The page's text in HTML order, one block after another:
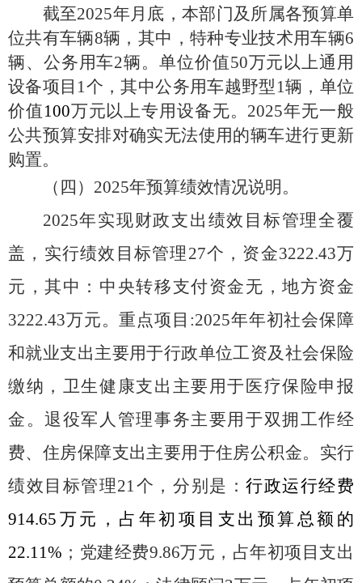
截至2025年月底，本部门及所属各预算单
位共有车辆8辆，其中，特种专业技术用车辆6
辆、公务用车2辆。单位价值50万元以上通用
设备项目1个，其中公务用车越野型1辆，单位
价值100万元以上专用设备无。 2025年无一般
公共预算安排对确实无法使用的辆车进行更新
购置。
（四） 2025年预算绩效情况说明。
2025年实现财政支出绩效目标管理全覆
盖，实行绩效目标管理27个，资金3222.43万
元，其中：中央转移支付资金无，地方资金
3222.43万元。重点项目:2025年年初社会保障
和就业支出主要用于行政单位工资及社会保险
缴纳，卫生健康支出主要用于医疗保险申报
金。退役军人管理事务主要用于双拥工作经
费、住房保障支出主要用于住房公积金。实行
绩效目标管理21个，分别是：行政运行经费
914.65万元，占年初项目支出预算总额的
22.11% ；党建经费9.86万元，占年初项目支出